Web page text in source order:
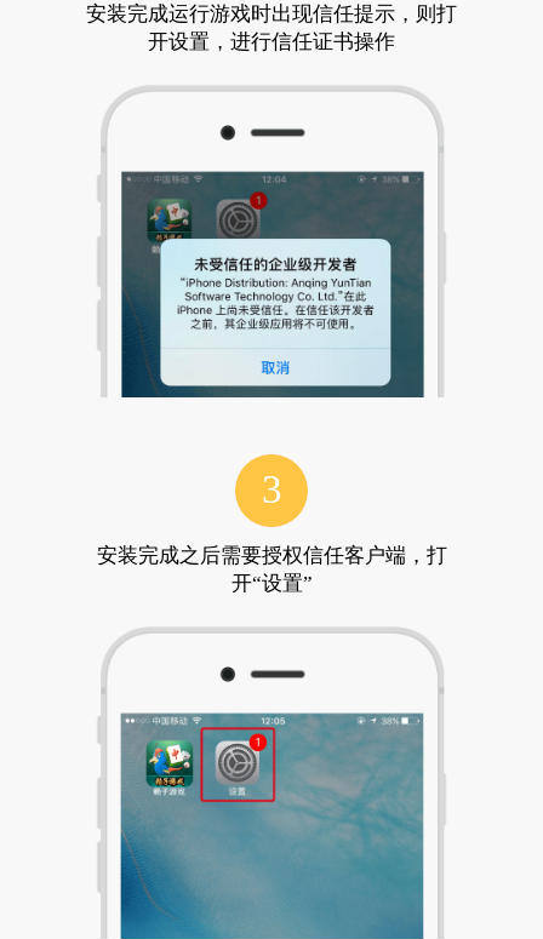
安装完成运行游戏时出现信任提示，则打
开设置，进行信任证书操作
3
安装完成之后需要授权信任客户端，打
开“设置”